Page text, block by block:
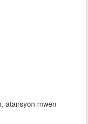
atansyon mwen